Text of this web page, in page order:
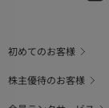
初めてのお客様
株主優待のお客様